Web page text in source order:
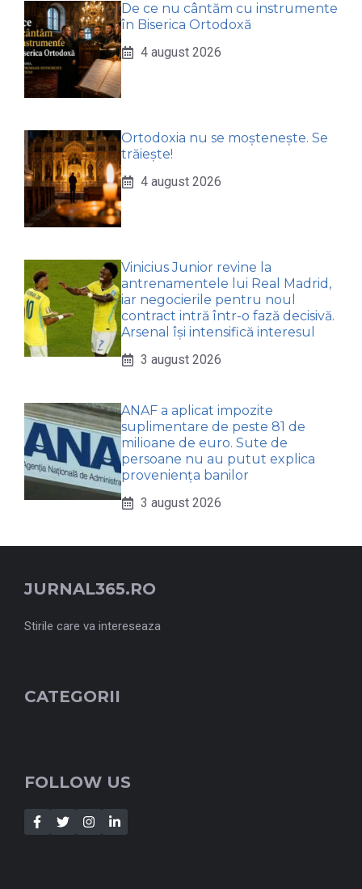
De ce nu cântăm cu instrumente
în Biserica Ortodoxă
4 august 2026
Ortodoxia nu se moștenește. Se
trăiește!
4 august 2026
Vinicius Junior revine la
antrenamentele lui Real Madrid,
iar negocierile pentru noul
contract intră într-o fază decisivă.
Arsenal își intensifică interesul
3 august 2026
ANAF a aplicat impozite
suplimentare de peste 81 de
milioane de euro. Sute de
persoane nu au putut explica
proveniența banilor
3 august 2026
JURNAL365.RO
Stirile care va intereseaza
CATEGORII
FOLLOW US